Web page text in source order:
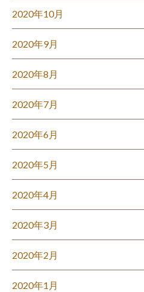
2020年10月
2020年9月
2020年8月
2020年7月
2020年6月
2020年5月
2020年4月
2020年3月
2020年2月
2020年1月